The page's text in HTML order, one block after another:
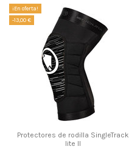
¡En oferta!
-13,00 €
Protectores de rodilla SingleTrack
lite II